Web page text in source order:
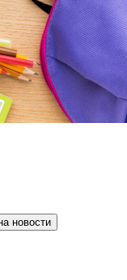
новости